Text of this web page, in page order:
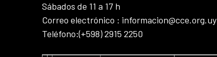
Sábados de 11 a 17 h
Correo electrónico : informacion@cce.org.uy
Teléfono:(+598) 2915 2250